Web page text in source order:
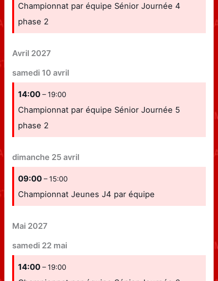
Championnat par équipe Sénior Journée 4
phase 2
Avril 2027
samedi 10 avril
14:00– 19:00
Championnat par équipe Sénior Journée 5
phase 2
dimanche 25 avril
09:00– 15:00
Championnat Jeunes J4 par équipe
Mai 2027
samedi 22 mai
14:00– 19:00